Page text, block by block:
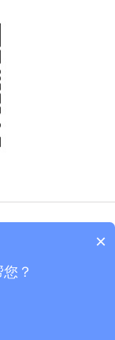
sitemap.xml
×
？